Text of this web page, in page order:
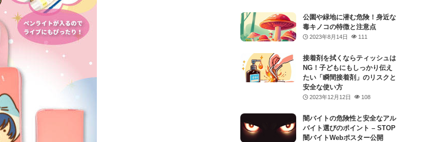
公園や緑地に潜む危険！身近な
毒キノコの特徴と注意点
2023年8月14日 111
接着剤を拭くならティッシュは
NG！子どもにもしっかり伝え
たい「瞬間接着剤」のリスクと
安全な使い方
2023年12月12日 108
闇バイトの危険性と安全なアル
バイト選びのポイント – STOP
闇バイトWebポスター公開